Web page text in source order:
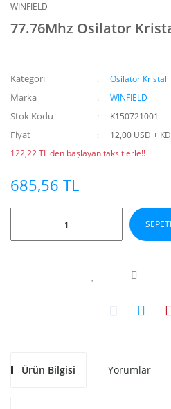
WINFIELD
77.76Mhz Osilator
Kategori Osilator Kristal
Marka WINFIELD
Stok Kodu K150721001
Fiyat
12,00 USD +
122,22 TL den başlayan taksitlerle!!
685,56 TL
Ürün Bilgisi Yorumlar